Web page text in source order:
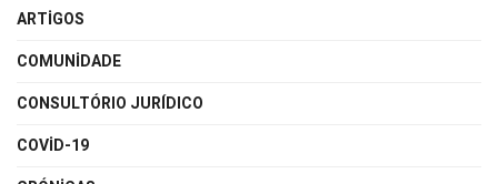
ARTIGOS
COMUNIDADE
CONSULTÓRIO JURÍDICO
COVID-19